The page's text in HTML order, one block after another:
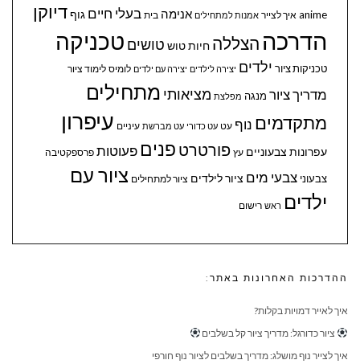
anime איך לצייר אמנות למתחילים אנימה בית בעלי חיים גוףדיוקן
הדרכה הצללה חיותטוש טושים טכניקה
טכניקות ציור ילדים יצירה לילדים יצירה עם ילדים לומיס לימוד ציור
מדריך ציור מנגה מפלצת מציאותי מתחילים
מתקדמים נוף עט עט כדורי עט מברשת עיניים עיפרון
עפרונות צבעוניים עץ פורטרט פנים פעוטות פרספקטיבה
צבעוני צבעי מים ציור לילדים ציור למתחילים ציור עם
ילדים ראש רישום
ההדרכות האחרונות באתר:
איך לאייר דמויות בקלות?
ציור כדורגל: מדריך ציור קל בשלבים
איך לצייר נוף מושלג: מדריך בשלבים לציור נוף חורפי